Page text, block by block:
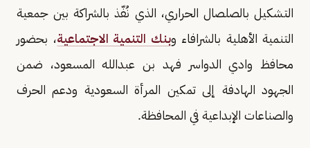
التشكيل بالصلصال الحراري، الذي نُفّذ بالشراكة بين جمعية
التنمية الأهلية بالشرافاء وبنك التنمية الاجتماعية، بحضور
محافظ وادي الدواسر فهد بن عبدالله المسعود، ضمن
الجهود الهادفة إلى تمكين المرأة السعودية ودعم الحرف
والصناعات الإبداعية في المحافظة.